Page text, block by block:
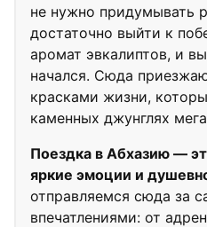
не нужно придумывать
достаточно выйти к
аромат эвкалиптов, и
начался. Сюда
красками жизни,
каменных джунглях
Поездка в Абхазию —
яркие эмоции и
отправляемся сюда за
впечатлениями: от